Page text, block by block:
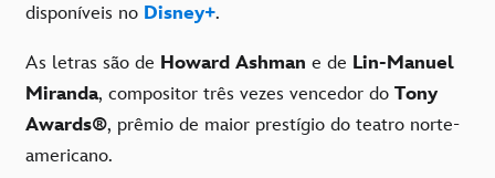
disponíveis no Disney+.
As letras são de Howard Ashman e de Lin-Manuel
Miranda, compositor três vezes vencedor do Tony
Awards®, prêmio de maior prestígio do teatro norte-
americano.